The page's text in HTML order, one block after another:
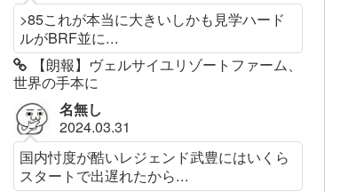
>85これが本当に大きいしかも見学ハード
ルがBRF並に...
【朗報】ヴェルサイユリゾートファーム、
世界の手本に
名無し
2024.03.31
国内忖度が酷いレジェンド武豊にはいくら
スタートで出遅れたから...